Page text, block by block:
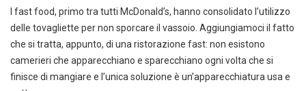
I fast food, primo tra tutti McDonald’s, hanno consolidato l’utilizzo
delle tovagliette per non sporcare il vassoio. Aggiungiamoci il fatto
che si tratta, appunto, di una ristorazione fast: non esistono
camerieri che apparecchiano e sparecchiano ogni volta che si
finisce di mangiare e l’unica soluzione è un’apparecchiatura usa e